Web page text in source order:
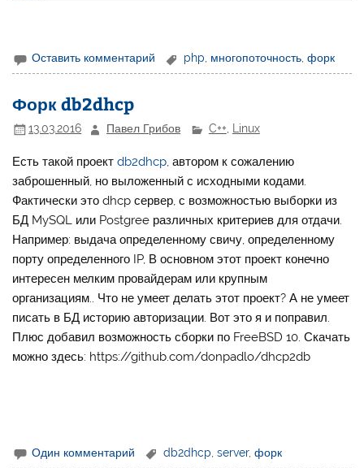
Оставить комментарий php многопоточность ,форк
Форк db2dhcp
13.03.2016 Павел Грибов C++ Linux
Есть такой проектdb2dhcp, автором к сожалению
заброшенный, но выложенный с исходными кодами.
Фактически это dhcp сервер, с возможностью выборки из
БД MySQL или Postgree различных критериев для отдачи.
Например: выдача определенному свичу, определенному
порту определенного IP, В основном этот проект конечно
интересен мелким провайдерам или крупным
организациям.. Что не умеет делать этот проект? А не умеет
писать в БД историю авторизации. Вот это я и поправил.
Плюс добавил возможность сборки по FreeBSD 10. Скачать
можно здесь: https://github.com/donpadlo/dhcp2db
Один комментарий db2dhcp ,server,форк